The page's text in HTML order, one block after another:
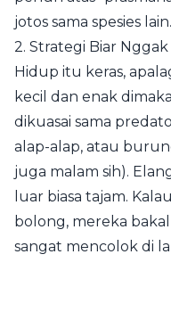
jotos sama spesies lain.
2. Strategi Biar
Hidup itu keras,
kecil dan enak
dikuasai sama
alap-alap, atau
juga malam sih).
luar biasa tajam.
bolong, mereka
sangat mencolok di